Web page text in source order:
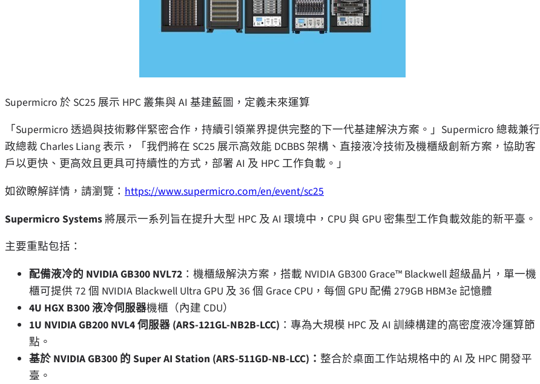
Supermicro 於 SC25 展示 HPC 叢集與 AI 基建藍圖，定義未來運算
「Supermicro 透過與技術夥伴緊密合作，持續引領業界提供完整的下一代基建解決方案。」Supermicro 總裁兼行
政總裁 Charles Liang 表示，「我們將在 SC25 展示高效能 DCBBS 架構、直接液冷技術及機櫃級創新方案，協助客
戶以更快、更高效且更具可持續性的方式，部署 AI 及 HPC 工作負載。」
如欲瞭解詳情，請瀏覽： https://www.supermicro.com/en/event/sc25
Supermicro Systems將展示一系列旨在提升大型 HPC 及 AI 環境中，CPU 與 GPU 密集型工作負載效能的新平臺。
主要重點包括：
配備液冷的 NVIDIA GB300 NVL72 ：機櫃級解決方案，搭載 NVIDIA GB300 Grace™ Blackwell 超級晶片，單一機
櫃可提供 72 個 NVIDIA Blackwell Ultra GPU 及 36 個 Grace CPU，每個 GPU 配備 279GB HBM3e 記憶體
4U HGX B300 液冷伺服器機櫃（內建 CDU）
1U NVIDIA GB200 NVL4 伺服器 (ARS-121GL-NB2B-LCC) ：專為大規模 HPC 及 AI 訓練構建的高密度液冷運算節
點。
基於 NVIDIA GB300 的 Super AI Station (ARS-511GD-NB-LCC)： 整合於桌面工作站規格中的 AI 及 HPC 開發平
臺。